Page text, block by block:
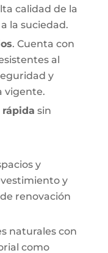
calidad de la
la suciedad.
. Cuenta con
al
y
vigente.
sin
y
y
renovación
naturales con
como